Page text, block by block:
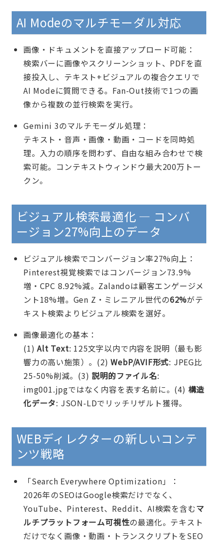
AI Modeのマルチモーダル対応
画像・ドキュメントを直接アップロード可能：
検索バーに画像やスクリーンショット、PDFを直
接投入し、テキスト+ビジュアルの複合クエリで
AI Modeに質問できる。Fan-Out技術で1つの画
像から複数の並行検索を実行。
Gemini 3のマルチモーダル処理：
テキスト・音声・画像・動画・コードを同時処
理。入力の順序を問わず、自由な組み合わせで検
索可能。コンテキストウィンドウ最大200万トー
クン。
ビジュアル検索最適化 — コンバ
ージョン27%向上のデータ
ビジュアル検索でコンバージョン率27%向上：
Pinterest視覚検索ではコンバージョン73.9%
増・CPC 8.92%減。Zalandoは顧客エンゲージメ
ント18%増。Gen Z・ミレニアル世代の62%がテ
キスト検索よりビジュアル検索を選好。
画像最適化の基本：
(1)Alt Text: 125文字以内で内容を説明（最も影
響力の高い施策）。(2)WebP/AVIF形式: JPEG比
25-50%削減。(3) 説明的ファイル名:
img001.jpgではなく内容を表す名前に。(4) 構造
化データ: JSON-LDでリッチリザルト獲得。
WEBディレクターの新しいコンテ
ンツ戦略
「Search Everywhere Optimization」：
2026年のSEOはGoogle検索だけでなく、
YouTube、Pinterest、Reddit、AI検索を含むマ
ルチプラットフォーム可視性の最適化。テキスト
だけでなく画像・動画・トランスクリプトをSEO